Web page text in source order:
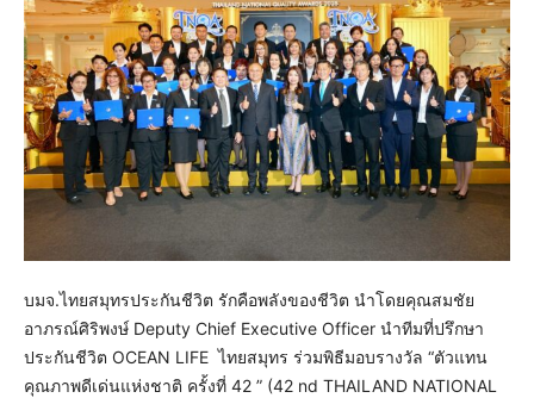
บมจ.ไทยสมุทรประกันชีวิต รักคือพลังของชีวิต นำโดยคุณสมชัย
อาภรณ์ศิริพงษ์ Deputy Chief Executive Officer นำทีมที่ปรึกษา
ประกันชีวิต OCEAN LIFE ไทยสมุทร ร่วมพิธีมอบรางวัล “ตัวแทน
คุณภาพดีเด่นแห่งชาติ ครั้งที่ 42 ” (42 nd THAILAND NATIONAL